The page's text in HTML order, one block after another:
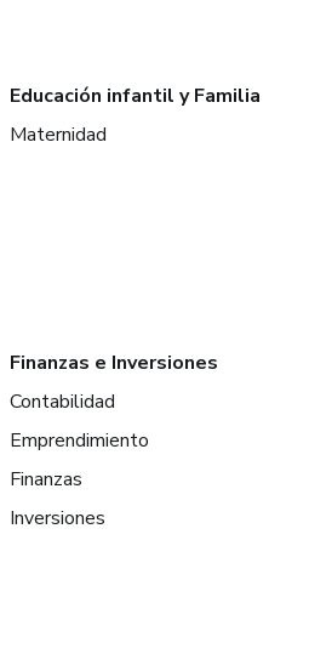
Educación infantil y Familia
Maternidad
Finanzas e Inversiones
Contabilidad
Emprendimiento
Finanzas
Inversiones